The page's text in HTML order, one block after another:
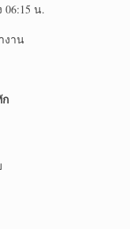
06:15 น.
งาน